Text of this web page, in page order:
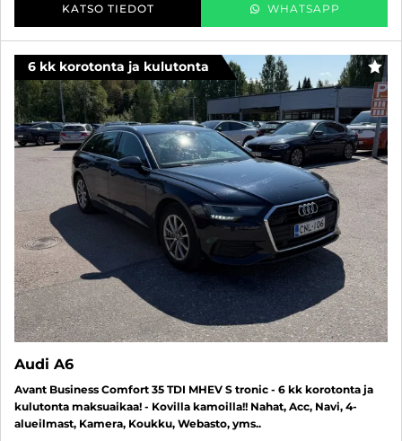
KATSO TIEDOT WHATSAPP
6 kk korotonta ja kulutonta
Audi A6
Avant Business Comfort 35 TDI MHEV S tronic - 6 kk korotonta ja
kulutonta maksuaikaa! - Kovilla kamoilla!! Nahat, Acc, Navi, 4-
alueilmast, Kamera, Koukku, Webasto, yms..